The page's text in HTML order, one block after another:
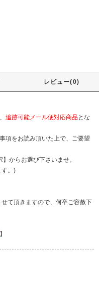
レビュー(0)
追跡可能メール便対応商品とな
項をお読み頂いた上で、ご要望
からお選び下さいませ。
す。)
て頂きますので、何卒ご容赦下
】